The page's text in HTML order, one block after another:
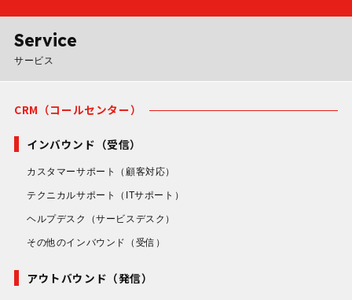
Service
サービス
CRM（コールセンター）
インバウンド（受信）
カスタマーサポート （顧客対応）
テクニカルサポート （ITサポート）
ヘルプデスク （サービスデスク）
その他のインバウンド （受信）
アウトバウンド（発信）